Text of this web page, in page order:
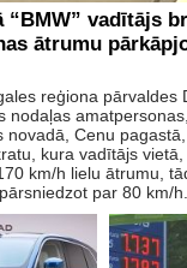
“BMW” vadītājs
ātrumu
reģiona pārvaldes
nodaļas
novadā, Cenu
kura vadītājs
km/h lielu ātrumu,
par 80 km/h.